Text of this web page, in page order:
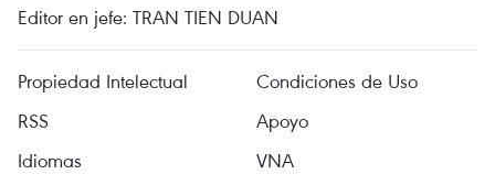
Editor en jefe: TRAN TIEN DUAN
Propiedad Intelectual
Condiciones de Uso
RSS
Apoyo
Idiomas
VNA